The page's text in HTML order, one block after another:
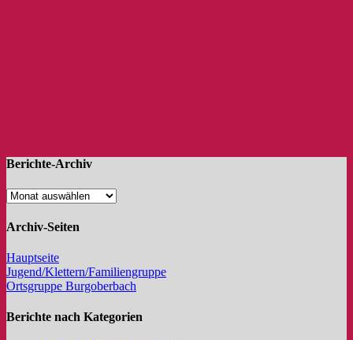
Berichte-Archiv
Archiv-Seiten
Hauptseite
Jugend/Klettern/Familiengruppe
Ortsgruppe Burgoberbach
Berichte nach Kategorien